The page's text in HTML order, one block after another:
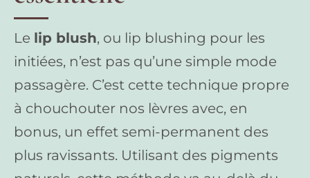
Le lip blush, ou lip blushing pour les
initiées, n’est pas qu’une simple mode
passagère. C’est cette technique propre
à chouchouter nos lèvres avec, en
bonus, un effet semi-permanent des
plus ravissants. Utilisant des pigments